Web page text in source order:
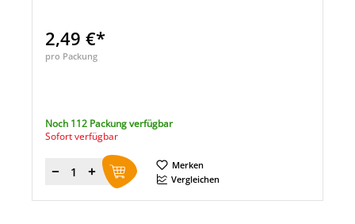
2,49 €*
pro Packung
Noch 112 Packung verfügbar
Sofort verfügbar
Menge
Merken
Vergleichen